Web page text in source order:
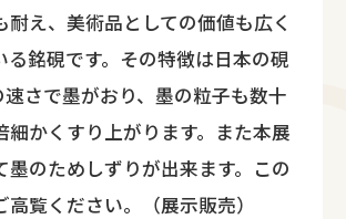
耐え、美術品としての価値も広く
る銘硯です。その特徴は日本の硯
さで墨がおり、墨の粒子も数十
細かくすり上がります。また本展
墨のためしずりが出来ます。この
覧ください。（展示販売）